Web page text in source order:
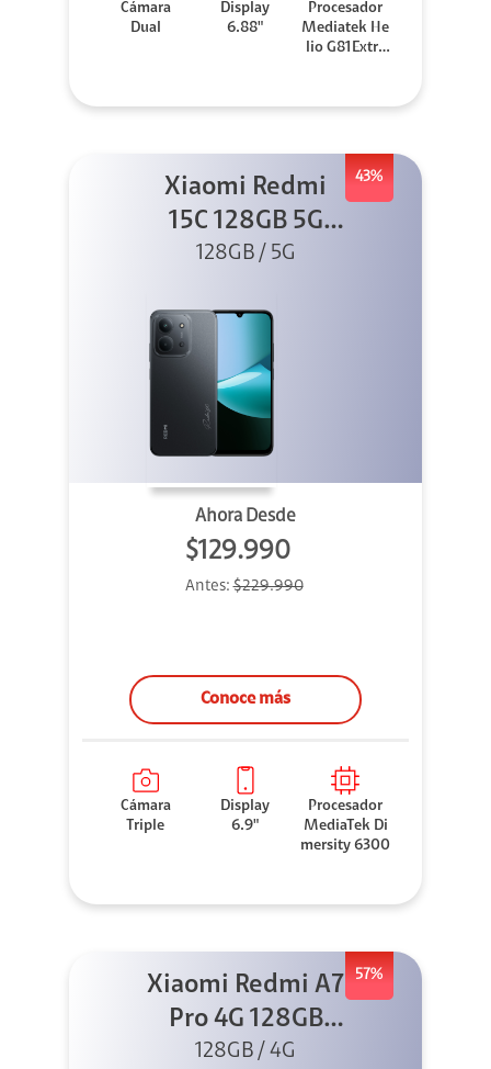
Cámara
Dual
Display
6.88"
Procesador
Mediatek He
lio G81Extre
43%
Xiaomi Redmi
15C 128GB 5G
Negro
128GB / 5G
Ahora Desde
$129.990
Antes:$229.990
Conoce más
Cámara
Triple
Display
6.9"
Procesador
MediaTek Di
mersity 6300
57%
Xiaomi Redmi A7
Pro 4G 128GB
Negro +
128GB / 4G